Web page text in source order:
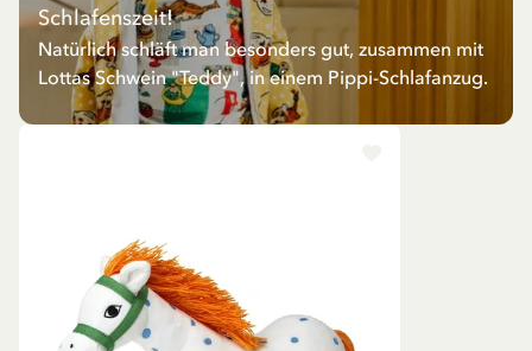
Schlafenszeit!
Natürlich schläft man besonders gut, zusammen mit
Lottas Schwein "Teddy", in einem Pippi-Schlafanzug.